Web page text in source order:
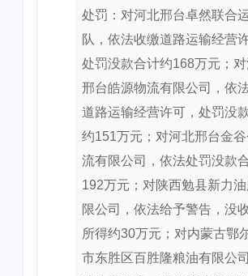
处罚：对河北邢台卓然联合
队，依法收缴道路运输经营
处罚没款合计约168万元；
邢台皓源物流有限公司，依
道路运输经营许可，处罚没
约151万元；对河北邢台金
流有限公司，依法处罚没款
192万元；对陕西勉县新力
限公司，依法给予警告，没
所得约30万元；对内蒙古鄂
市东胜区百胜隆粮油有限公